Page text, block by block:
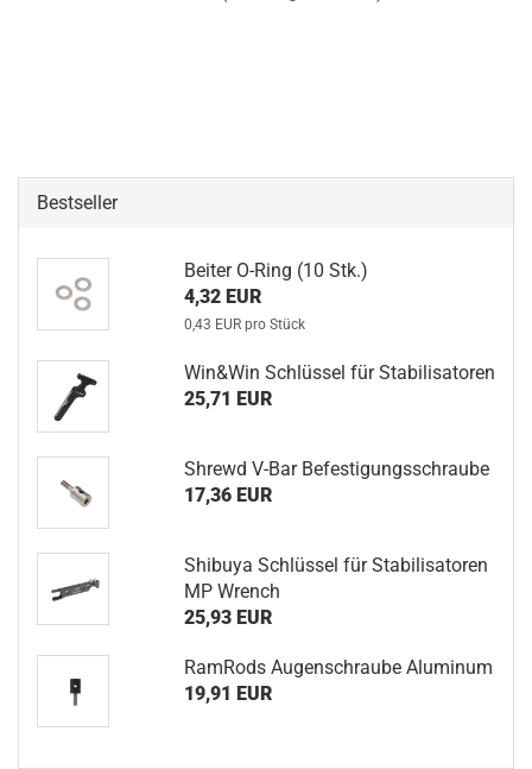
Bestseller
Beiter O-Ring (10 Stk.)
4,32 EUR
0,43 EUR pro Stück
Win&Win Schlüssel für Stabilisatoren
25,71 EUR
Shrewd V-Bar Befestigungsschraube
17,36 EUR
Shibuya Schlüssel für Stabilisatoren
MP Wrench
25,93 EUR
RamRods Augenschraube Aluminum
19,91 EUR